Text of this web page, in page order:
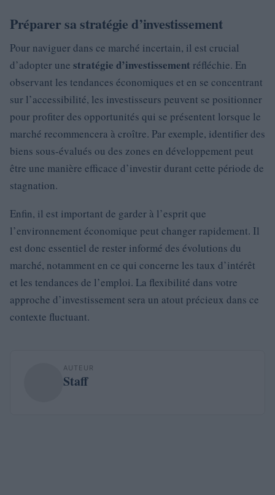
Préparer sa stratégie d’investissement
Pour naviguer dans ce marché incertain, il est crucial
d’adopter une stratégie d’investissement réfléchie. En
observant les tendances économiques et en se concentrant
sur l’accessibilité, les investisseurs peuvent se positionner
pour profiter des opportunités qui se présentent lorsque le
marché recommencera à croître. Par exemple, identifier des
biens sous-évalués ou des zones en développement peut
être une manière efficace d’investir durant cette période de
stagnation.
Enfin, il est important de garder à l’esprit que
l’environnement économique peut changer rapidement. Il
est donc essentiel de rester informé des évolutions du
marché, notamment en ce qui concerne les taux d’intérêt
et les tendances de l’emploi. La flexibilité dans votre
approche d’investissement sera un atout précieux dans ce
contexte fluctuant.
AUTEUR
Staff